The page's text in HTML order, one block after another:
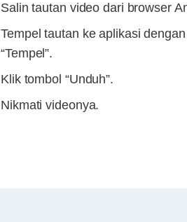
Salin tautan video dari browser
Tempel tautan ke aplikasi
“Tempel”.
Klik tombol “Unduh”.
Nikmati videonya.